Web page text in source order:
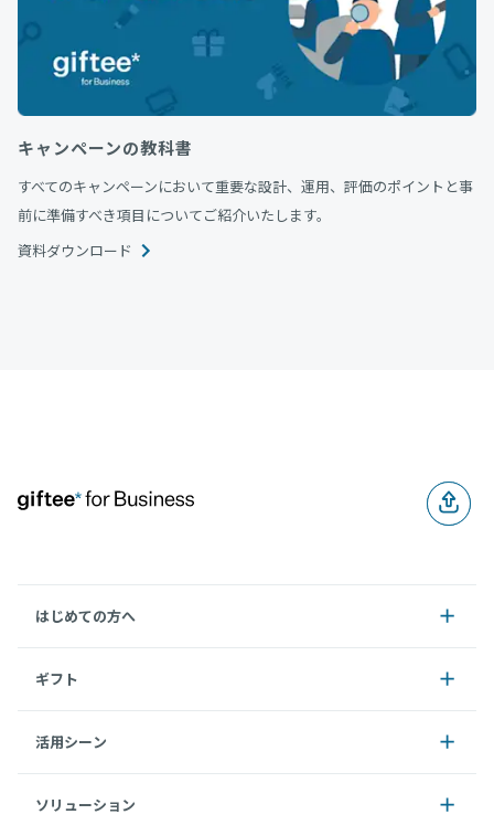
キャンペーンの教科書
すべてのキャンペーンにおいて重要な設計、運用、評価のポイントと事
前に準備すべき項目についてご紹介いたします。
資料ダウンロード
はじめての方へ
ギフト
活用シーン
ソリューション